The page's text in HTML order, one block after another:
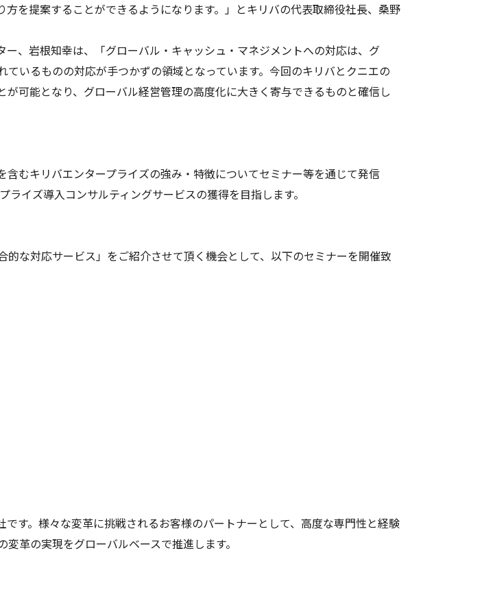
を提案することができるようになります。」とキリバの代表取締役社長、桑野
、岩根知幸は、「グローバル・キャッシュ・マネジメントへの対応は、グ
いるものの対応が手つかずの領域となっています。今回のキリバとクニエの
可能となり、グローバル経営管理の高度化に大きく寄与できるものと確信し
むキリバエンタープライズの強み・特徴についてセミナー等を通じて発信
イズ導入コンサルティングサービスの獲得を目指します。
な対応サービス」をご紹介させて頂く機会として、以下のセミナーを開催致
す。様々な変革に挑戦されるお客様のパートナーとして、高度な専門性と経験
革の実現をグローバルベースで推進します。